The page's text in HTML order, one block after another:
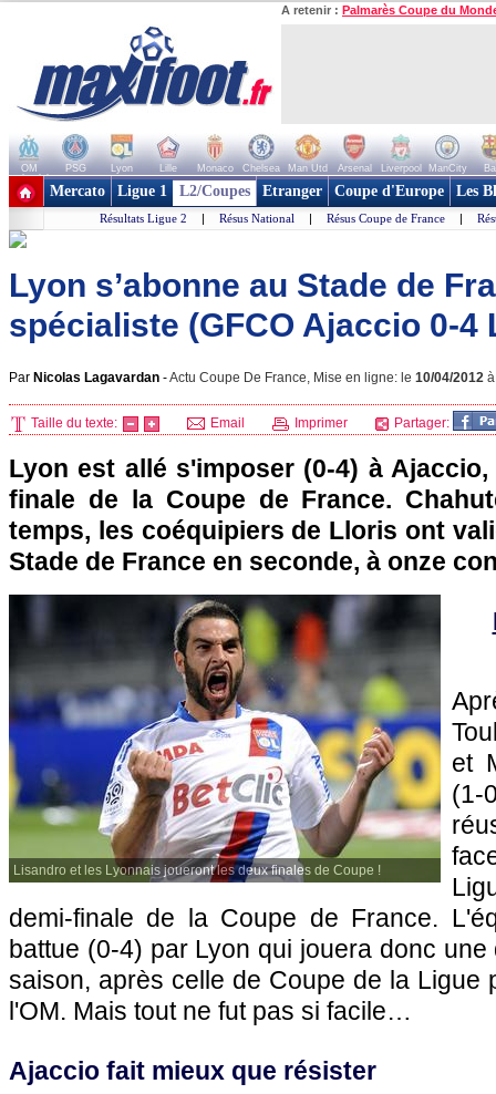
A retenir : Palmarès Coupe du
OM PSG Lyon Lille Monaco Chelsea Man Utd Arsenal Liverpool ManCity
+ de clubs
Mercato Ligue 1 L2/Coupes Etranger Coupe d'Europe Les
Résultats Ligue 2 | Résus National | Résus Coupe de France |
Lyon s’abonne au Stade de
spécialiste (GFCO Ajaccio 0-4
Par Nicolas Lagavardan -Actu Coupe De France, Mise en ligne: le 10/04/2012
Taille du texte: Email Imprimer Partager:
Lyon est allé s'imposer (0-4) à Ajaccio,
finale de la Coupe de France.
temps, les coéquipiers de Lloris ont
Stade de France en seconde, à onze
Lisandro et les Lyonnais joueront les deux finales de Coupe !
et
(1-
demi-finale de la Coupe de France.
battue (0-4) par Lyon qui jouera donc
saison, après celle de Coupe de la Ligue
l'OM. Mais tout ne fut pas si facile…
Ajaccio fait mieux que résister